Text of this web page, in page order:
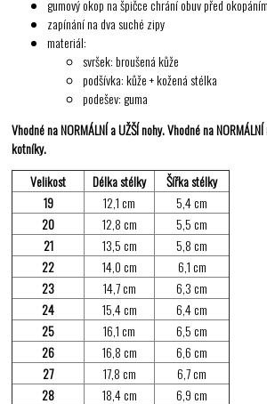
gumový okop na špičce chrání obuv před okopáním
zapínání na dva suché zipy
materiál:
svršek: broušená kůže
podšívka: kůže + kožená stélka
podešev: guma
Vhodné na NORMÁLNÍ a UŽŠÍ nohy. Vhodné na
kotníky.
Velikost
Délka stélky
Šířka stélky
19
12,1 cm
5,4 cm
20
12,8 cm
5,5 cm
21
13,5 cm
5,8 cm
22
14,0 cm
6,1 cm
23
14,7 cm
6,3 cm
24
15,4 cm
6,4 cm
25
16,1 cm
6,5 cm
26
16,8 cm
6,6 cm
27
17,8 cm
6,7 cm
28
18,4 cm
6,9 cm